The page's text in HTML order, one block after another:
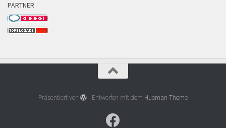
PARTNER
Präsentiert von - Entworfen mit dem Hueman-Theme